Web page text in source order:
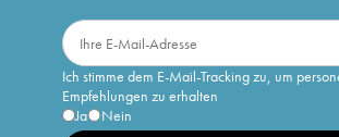
Ich stimme dem E-Mail-Tracking zu, um
Empfehlungen zu erhalten
Ja
Nein